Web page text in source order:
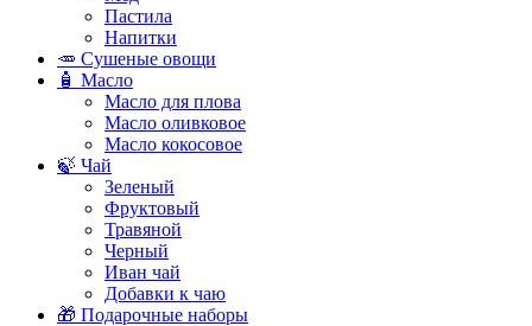
Пастила
Напитки
🥕 Сушеные овощи
🧴 Масло
Масло для плова
Масло оливковое
Масло кокосовое
🍃 Чай
Зеленый
Фруктовый
Травяной
Черный
Иван чай
Добавки к чаю
🎁 Подарочные наборы